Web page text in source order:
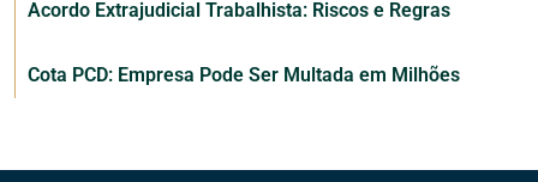
Acordo Extrajudicial Trabalhista: Riscos e Regras
Cota PCD: Empresa Pode Ser Multada em Milhões